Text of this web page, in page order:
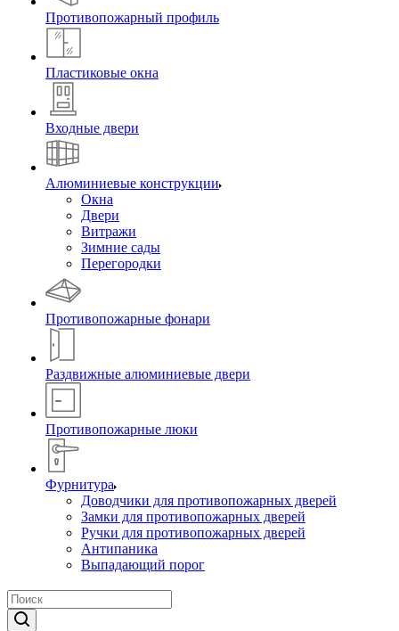
Противопожарный профиль
Пластиковые окна
Входные двери
Алюминиевые конструкции
Окна
Двери
Витражи
Зимние сады
Перегородки
Противопожарные фонари
Раздвижные алюминиевые двери
Противопожарные люки
Фурнитура
Доводчики для противопожарных дверей
Замки для противопожарных дверей
Ручки для противопожарных дверей
Антипаника
Выпадающий порог